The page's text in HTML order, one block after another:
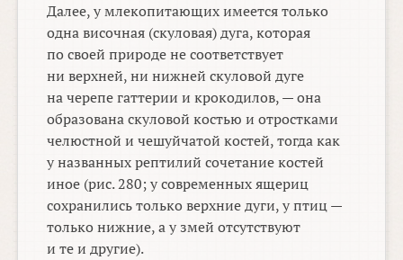
Далее, у млекопитающих имеется только
одна височная (скуловая) дуга, которая
по своей природе не соответствует
ни верхней, ни нижней скуловой дуге
на черепе гаттерии и крокодилов, — она
образована скуловой костью и отростками
челюстной и чешуйчатой костей, тогда как
у названных рептилий сочетание костей
иное (рис. 280; у современных ящериц
сохранились только верхние дуги, у птиц —
только нижние, а у змей отсутствуют
и те и другие).